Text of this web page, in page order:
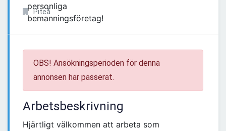
Piteå
OBS! Ansökningsperioden för denna
annonsen har passerat.
Arbetsbeskrivning
Hjärtligt välkommen att arbeta som